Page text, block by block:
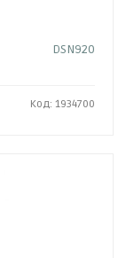
DSN920
Код: 1934700